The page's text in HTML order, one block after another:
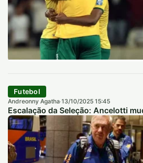
Futebol
Andreonny Agatha·13/10/2025 15:45
Escalação da Seleção: Ancelotti